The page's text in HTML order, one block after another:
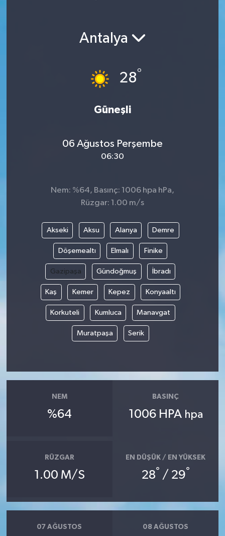
Antalya
28°
Güneşli
06 Ağustos Perşembe
06:30
Nem: %64, Basınç: 1006 hpa hPa,
Rüzgar: 1.00 m/s
Akseki Aksu Alanya Demre
Döşemealtı Elmalı Finike
Gazipaşa Gündoğmuş İbradı
Kaş Kemer Kepez Konyaaltı
Korkuteli Kumluca Manavgat
Muratpaşa Serik
NEM
%64
BASINÇ
1006 HPA hpa
RÜZGAR
1.00 M/S
EN DÜŞÜK / EN YÜKSEK
28° / 29°
07 AĞUSTOS 08 AĞUSTOS